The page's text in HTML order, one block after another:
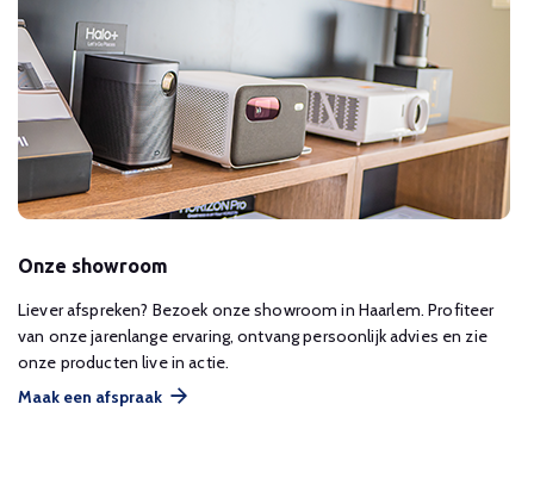
Onze showroom
Liever afspreken? Bezoek onze showroom in Haarlem. Profiteer
van onze jarenlange ervaring, ontvang persoonlijk advies en zie
onze producten live in actie.
Maak een afspraak